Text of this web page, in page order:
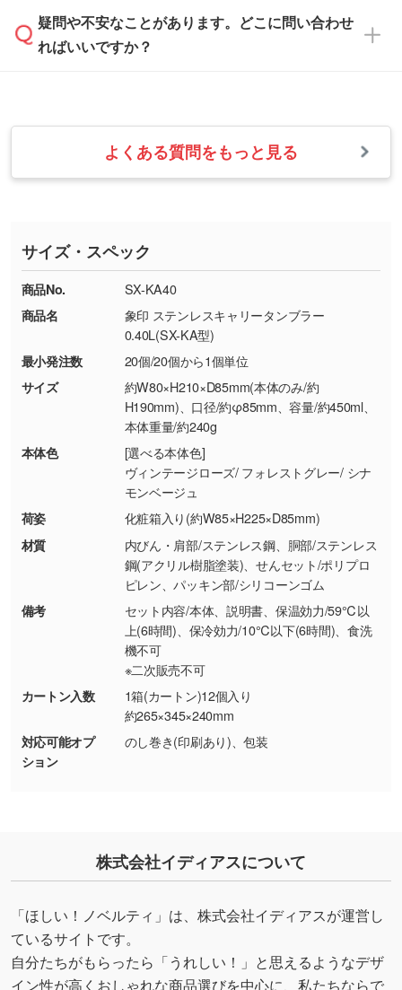
・フルカラーデータを1色に変換してほしい
・1色印刷でグラデーションや濃淡を表現した
い
す。→詳しく見る
・コーポレートカラーを使って印刷したい／印
刷色にこだわりがある
DIC・PANTONEなどのカラーチップの指定や、
現物支給による色指定も承っております。→
しく見る
・背景がある画像からキャラクター部分だけを
使いたいです
シンプルな背景のデータや、使いたいキャラク
ター部分の輪郭がはっきりしているデータは切
り抜き処理が可能です。→詳しく見る
・持っているデータの背景が足りない／塗り足
しの作り方が分からない
印刷したいデータが印刷範囲よりも小さい場
合、シンプルな色・柄の背景であれば拡張が可
詳しく見る
・デザインにQRコードを入れたい／QRコード
を生成してほしい
URLをご指定いただければ、QRコードを生成
いたします。配置のご相談にも応じています。
本体色がナチュラルなど淡色の場合、印刷をく
っきりと目立たせたいときは濃い印刷色が、柔
らかい雰囲気にしたいときは淡い印刷色が映え
また、お選びいただいた印刷色が本体色に合わ
ない場合や仕上がりに影響しそうな場合は、ス
タッフから別の色をご案内することもございま
速やかに対応いたします。
お手数をお掛けいたしますが、至急担当スタッ
フまでご連絡ください。商品の状況を確認し、
・お届け時に商品が損傷・故障している場合
・ご注文と異なる商品が届いた場合
・印刷不良があった場合
※詳しくは「商品の良品基準について
ください。
【返品・交換ができない場合】
・お客様の元で商品を加工された場合、または
商品が破損した場合
・商品到着後7日以上経過している場合
・お客様のご都合による返品・交換依頼(商
品・色・数量などの注文間違い等)
疑問や不安なことがあります。どこに問い合わせ
ればいいですか？
業日以内に担当スタッフよりメールにてご連絡
いたします。
お急ぎの場合はお電話でのご質問も受け付けて
TEL：0422-29-9911 営業時間10:00～
18:00(土日祝日除く)
お問い合わせフォームはこちら
よくある質問をもっと見る
サイズ・スペック
商品No.
SX-KA40
商品名
象印 ステンレスキャリータンブラー
0.40L(SX-KA型)
最小発注数
20個/20個から1個単位
サイズ
約W80×H210×D85mm(本体のみ/約
H190mm)、口径/約φ85mm、容量/約450ml、
本体重量/約240g
本体色
[選べる本体色]
ヴィンテージローズ/ フォレストグレー/ シナ
モンベージュ
荷姿
化粧箱入り(約W85×H225×D85mm)
材質
内びん・肩部/ステンレス鋼、胴部/ステンレス
鋼(アクリル樹脂塗装)、せんセット/ポリプロ
ピレン、パッキン部/シリコーンゴム
備考
セット内容/本体、説明書、保温効力/59℃以
上(6時間)、保冷効力/10℃以下(6時間)、食洗
機不可
※二次販売不可
カートン入数
1箱(カートン)12個入り
約265×345×240mm
対応可能オプ
ション
のし巻き(印刷あり)、包装
株式会社イディアスについて
「ほしい！ノベルティ」は、株式会社イディアスが運営し
ているサイトです。
自分たちがもらったら「うれしい！」と思えるようなデザ
イン性が高くおしゃれな商品選びを中心に、私たちならで